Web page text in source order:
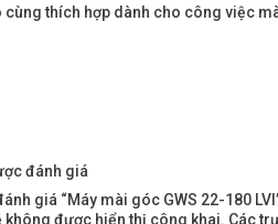
cùng thích hợp dành cho công việc
đánh giá
giá “Máy mài góc GWS 22-180
không được hiển thị công khai. Các